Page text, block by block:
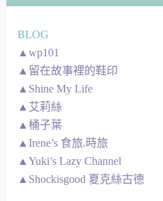
BLOG
▲wp101
▲留在故事裡的鞋印
▲Shine My Life
▲艾莉絲
▲桶子葉
▲Irene’s 食旅.時旅
▲Yuki’s Lazy Channel
▲Shockisgood 夏克絲古德